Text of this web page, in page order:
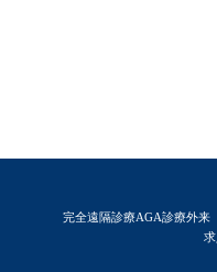
完全遠隔診療AGA診療外来